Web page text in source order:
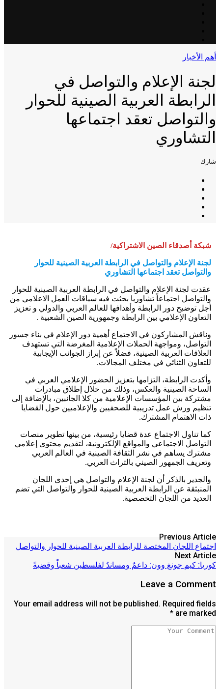
أهم الأخبار
لجنة الإعلام والتواصل في
الرابطة العربية الصينية للحوار
والتواصل تعقد اجتماعها
التشاوري
شارك
شبكة أصدقاء الصين الاشتراكية/
لجنة الإعلام والتواصل في الرابطة العربية الصينية للحوار
والتواصل تعقد اجتماعها التشاوري
عقدت لجنة الإعلام والتواصل في الرابطة العربية الصينية للحوار
والتواصل اجتماعاً تشاوريا بحثت فيه سياقات العمل الاعلامي من
أجل توضيح دور الرابطة وأهدافها للعالم العربي والدولي و تعزيز
التعاون الإعلامي بين الرابطة وجمهورية الصين الشعبية .
وناقش المشاركون في الاجتماع أهمية دور الإعلام في بناء جسور
التواصل، ومواجهة الحملات الإعلامية المغرضة التي تستهدف
العلاقات العربية الصينية، فضلاً عن إبراز الجوانب الإيجابية
للتعاون الثنائي في مختلف المجالات.
وأكدت الرابطة، التزامها بتعزيز الحضور الإعلامي العربي في
الساحة الصينية والعكس، وذلك من خلال إطلاق مبادرات
مشتركة بين المؤسسات الإعلامية من كلا الجانبين، بالإضافة إلى
تنظيم ورش عمل تدريبية للصحفيين والإعلاميين حول القضايا
ذات الاهتمام المشترك.
كما تناول الاجتماع عدة قضايا رئيسية، من بينها تطوير منصات
التواصل الاجتماعي والمواقع الإلكترونية، لتقديم محتوى إعلامي
مشترك يساهم في نشر الثقافة الصينية في العالم العربي
وتعريف الجمهور الصيني بالتراث العربي.
والجدير بالذكر أن لجنة الإعلام والتواصل هي إحدى اللجان
المنبثقة عن الرابطة العربية الصينية للحوار والتواصل التي تضم
العديد من اللجان التخصصية.
Previous Article
اجتماع اللجان المختصة للرابطة العربية الصينية للحوار والتواصل
Next Article
كوريا: كيم جونغ وون: داعمٌ ومساندٌ لفلسطين شعباً وقضيةً
Leave a Comment
Your email address will not be published. Required fields
are marked *